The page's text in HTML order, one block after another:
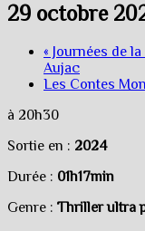
29 octobre
« Journées de
Aujac
Les Contes
à 20h30
Sortie en : 2024
Durée : 01h17min
Genre : Thriller ultra